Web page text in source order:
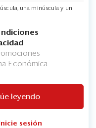
una minúscula y un
Económica
leyendo
Inicie sesión